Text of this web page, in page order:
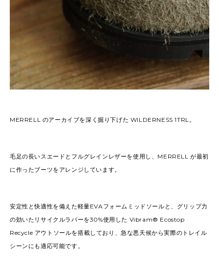
MERRELL のアーカイブを深く掘り下げた WILDERNESS 1TRL。
毛足の長いスエードとフルグレインレザーを使用し、MERRELL が最初
に作ったブーツをアレンジしています。
安定性と快適性を備えた軽量EVAフォームミッドソールと、グリップ力
の効いたリサイクルラバーを30%使用した Vibram® Ecostop
Recycle アウトソールを搭載しており、急な悪天候から実際のトレイル
シーンにも適応可能です。